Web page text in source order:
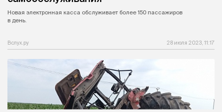
Новая электронная касса обслуживает более 150 пассажиров
в день.
Вслух.ру 28 июля 2023, 11:17